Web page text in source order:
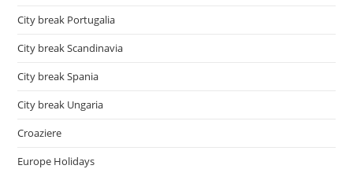
City break Portugalia
City break Scandinavia
City break Spania
City break Ungaria
Croaziere
Europe Holidays